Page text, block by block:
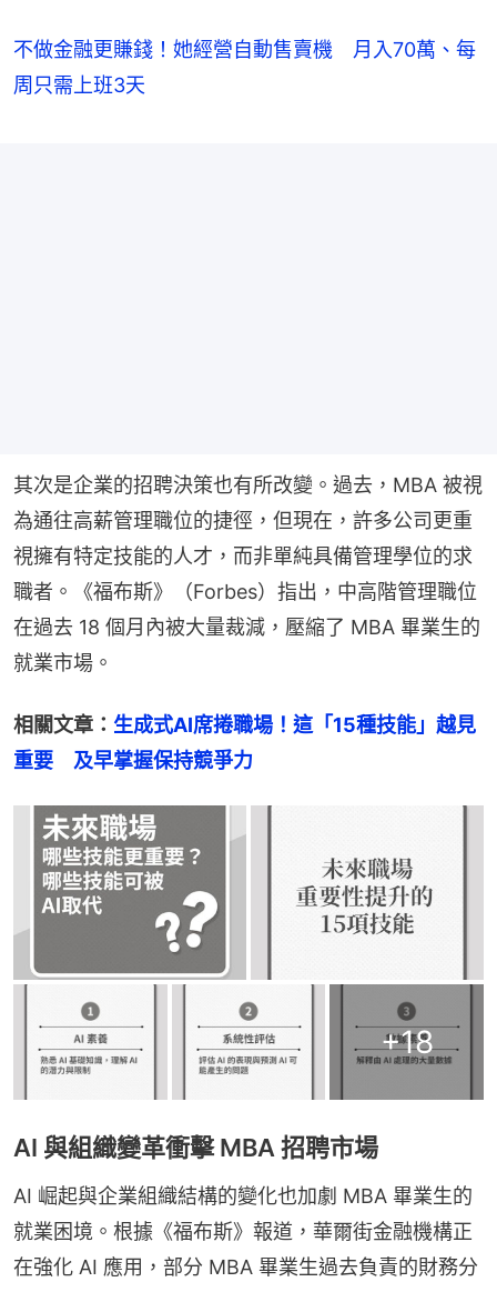
不做金融更賺錢！她經營自動售賣機 月入70萬、每
周只需上班3天
其次是企業的招聘決策也有所改變。過去，MBA 被視
為通往高薪管理職位的捷徑，但現在，許多公司更重
視擁有特定技能的人才，而非單純具備管理學位的求
職者。《福布斯》（Forbes）指出，中高階管理職位
在過去 18 個月內被大量裁減，壓縮了 MBA 畢業生的
就業市場。
相關文章： 生成式AI席捲職場！這「15種技能」越見
重要　及早掌握保持競爭力
+18
AI 與組織變革衝擊 MBA 招聘市場
AI 崛起與企業組織結構的變化也加劇 MBA 畢業生的
就業困境。根據《福布斯》報道，華爾街金融機構正
在強化 AI 應用，部分 MBA 畢業生過去負責的財務分